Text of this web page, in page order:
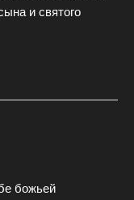
и святого
божьей